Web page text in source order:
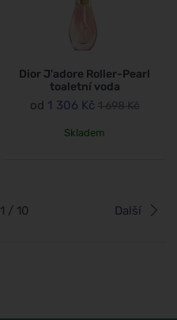
Dior J'adore Roller-Pearl
toaletní voda
od 1 306 Kč 1 698 Kč
Skladem
1 / 10 Další